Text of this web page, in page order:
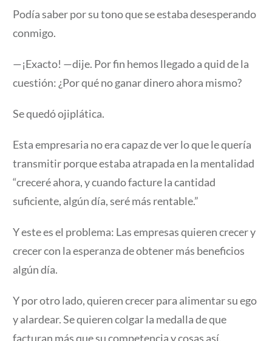
Podía saber por su tono que se estaba desesperando
conmigo.
—¡Exacto! —dije. Por fin hemos llegado a quid de la
cuestión: ¿Por qué no ganar dinero ahora mismo?
Se quedó ojiplática.
Esta empresaria no era capaz de ver lo que le quería
transmitir porque estaba atrapada en la mentalidad
“creceré ahora, y cuando facture la cantidad
suficiente, algún día, seré más rentable.”
Y este es el problema: Las empresas quieren crecer y
crecer con la esperanza de obtener más beneficios
algún día.
Y por otro lado, quieren crecer para alimentar su ego
y alardear. Se quieren colgar la medalla de que
facturan más que su competencia y cosas así.